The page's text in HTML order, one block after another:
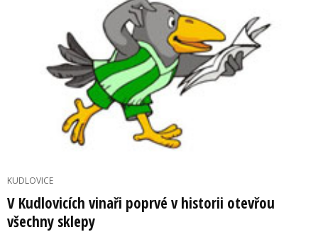
KUDLOVICE
V Kudlovicích vinaři poprvé v historii otevřou
všechny sklepy